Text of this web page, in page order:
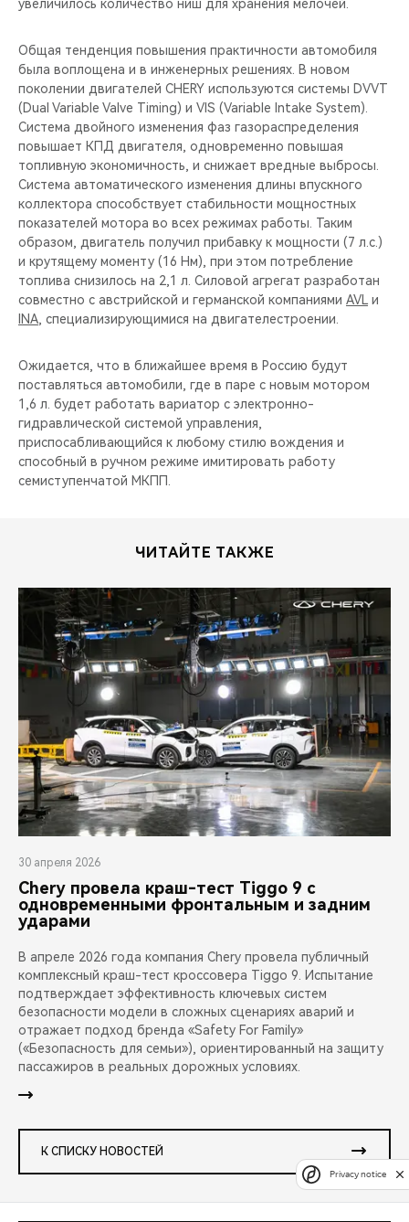
увеличилось количество ниш для хранения мелочей.
Общая тенденция повышения практичности автомобиля
была воплощена и в инженерных решениях. В новом
поколении двигателей CHERY используются системы DVVT
(Dual Variable Valve Timing) и VIS (Variable Intake System).
Система двойного изменения фаз газораспределения
повышает КПД двигателя, одновременно повышая
топливную экономичность, и снижает вредные выбросы.
Система автоматического изменения длины впускного
коллектора способствует стабильности мощностных
показателей мотора во всех режимах работы. Таким
образом, двигатель получил прибавку к мощности (7 л.с.)
и крутящему моменту (16 Нм), при этом потребление
топлива снизилось на 2,1 л. Силовой агрегат разработан
совместно с австрийской и германской компаниями AVL и
INA , специализирующимися на двигателестроении.
Ожидается, что в ближайшее время в Россию будут
поставляться автомобили, где в паре с новым мотором
1,6 л. будет работать вариатор с электронно-
гидравлической системой управления,
приспосабливающийся к любому стилю вождения и
способный в ручном режиме имитировать работу
семиступенчатой МКПП.
ЧИТАЙТЕ ТАКЖЕ
30 апреля 2026
Chery провела краш-тест Tiggo 9 с
одновременными фронтальным и задним
ударами
В апреле 2026 года компания Chery провела публичный
комплексный краш-тест кроссовера Tiggo 9. Испытание
подтверждает эффективность ключевых систем
безопасности модели в сложных сценариях аварий и
отражает подход бренда «Safety For Family»
(«Безопасность для семьи»), ориентированный на защиту
пассажиров в реальных дорожных условиях.
К СПИСКУ НОВОСТЕЙ
Privacy notice